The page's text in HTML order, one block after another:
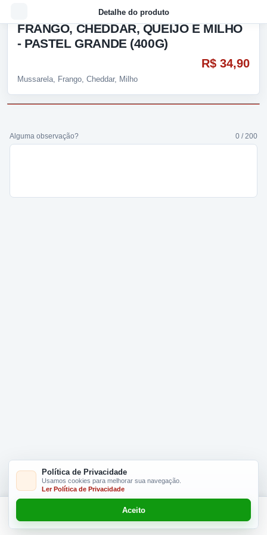
Detalhe do produto
FRANGO, CHEDDAR, QUEIJO E MILHO
- PASTEL GRANDE (400G)
Mussarela, Frango, Cheddar, Milho
R$ 34,90
Adicionar R$ 34.90
Alguma observação? 0 / 200
Política de Privacidade
Usamos cookies para melhorar sua navegação.
Ler Política de Privacidade
Aceito